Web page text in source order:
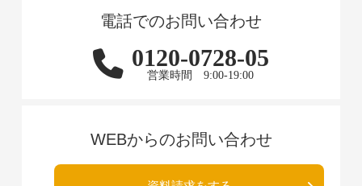
電話でのお問い合わせ
0120-0728-05
営業時間 9:00-19:00
WEBからのお問い合わせ